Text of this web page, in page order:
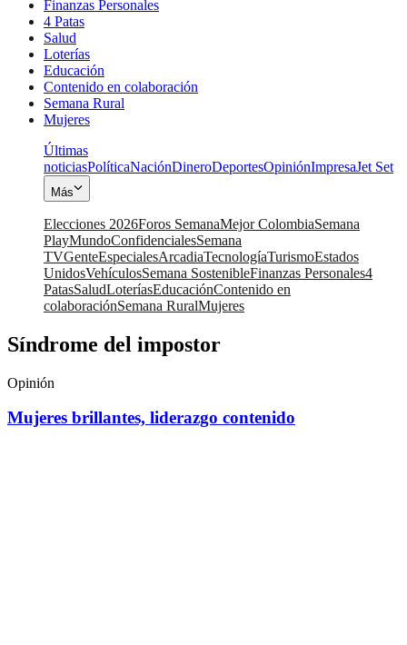
Finanzas Personales
4 Patas
Salud
Loterías
Educación
Contenido en colaboración
Semana Rural
Mujeres
Últimas
noticiasPolíticaNaciónDineroDeportesOpiniónImpresaJet Set
Más
Elecciones 2026Foros SemanaMejor ColombiaSemana
PlayMundoConfidencialesSemana
TVGenteEspecialesArcadiaTecnologíaTurismoEstados
UnidosVehículosSemana SostenibleFinanzas Personales4
PatasSaludLoteríasEducaciónContenido en
colaboraciónSemana RuralMujeres
Síndrome del impostor
Opinión
Mujeres brillantes, liderazgo contenido